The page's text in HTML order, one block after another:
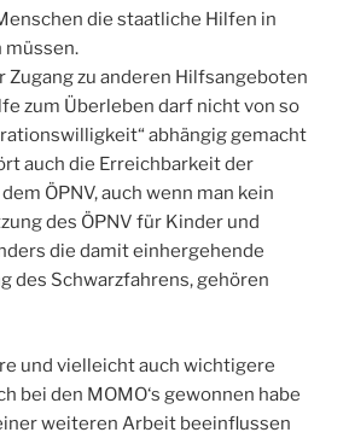
die staatliche Hilfen in
müssen.
Zugang zu anderen Hilfsangeboten
zum Überleben darf nicht von so
abhängig gemacht
auch die Erreichbarkeit der
ÖPNV, auch wenn man kein
des ÖPNV für Kinder und
die damit einhergehende
des Schwarzfahrens, gehören
und vielleicht auch wichtigere
bei den MOMO‘s gewonnen habe
weiteren Arbeit beeinflussen